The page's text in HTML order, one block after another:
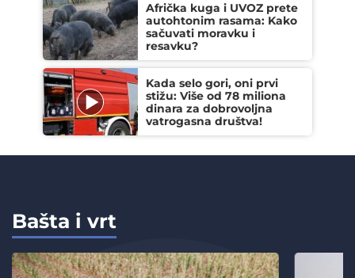
Afrička kuga i UVOZ prete
autohtonim rasama: Kako
sačuvati moravku i
resavku?
Kada selo gori, oni prvi
stižu: Više od 78 miliona
dinara za dobrovoljna
vatrogasna društva!
Bašta i vrt